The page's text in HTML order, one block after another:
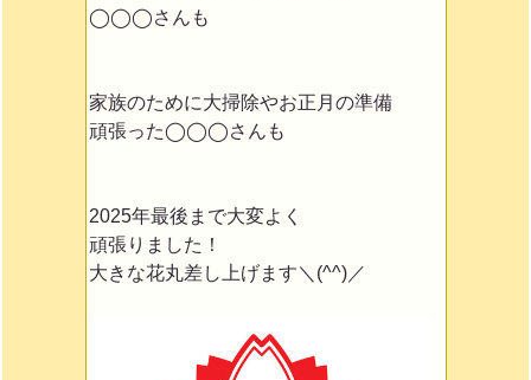
◯◯◯さんも
家族のために大掃除やお正月の準備
頑張った◯◯◯さんも
2025年最後まで大変よく
頑張りました！
大きな花丸差し上げます＼(^^)／